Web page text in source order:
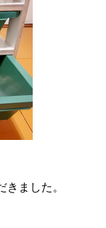
ました。